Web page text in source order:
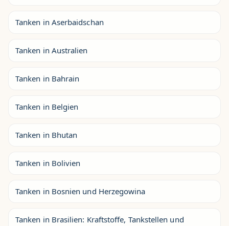
Tanken in Aserbaidschan
Tanken in Australien
Tanken in Bahrain
Tanken in Belgien
Tanken in Bhutan
Tanken in Bolivien
Tanken in Bosnien und Herzegowina
Tanken in Brasilien: Kraftstoffe, Tankstellen und